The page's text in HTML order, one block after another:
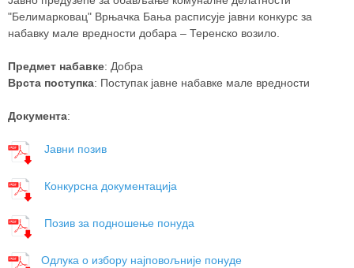
"Белимарковац" Врњачка Бања расписује јавни конкурс за
набавку мале вредности добара – Теренско возило.
Предмет набавке: Добра
Врста поступка: Поступак јавне набавке мале вредности
Документа:
Јавни позив
Конкурсна документација
Позив за подношење понуда
Одлука о избору најповољније понуде